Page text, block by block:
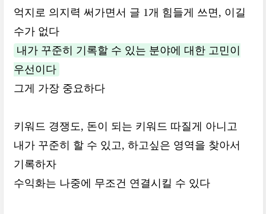
억지로 의지력 써가면서 글 1개 힘들게 쓰면, 이길
수가 없다
내가 꾸준히 기록할 수 있는 분야에 대한 고민이
우선이다
그게 가장 중요하다
키워드 경쟁도, 돈이 되는 키워드 따질게 아니고
내가 꾸준히 할 수 있고, 하고싶은 영역을 찾아서
기록하자
수익화는 나중에 무조건 연결시킬 수 있다